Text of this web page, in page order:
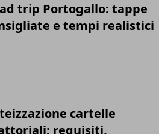
trip Portogallo: tappe
e tempi realistici
cartelle
requisiti,